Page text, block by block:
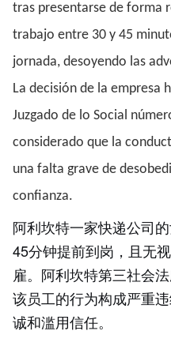
tras presentarse de forma
trabajo entre 30 y 45
jornada, desoyendo las
La decisión de la empresa
Juzgado de lo Social
considerado que la
una falta grave de
confianza.
阿利坎特一家快递公司
45分钟提前到岗，且无
雇。阿利坎特第三社会
该员工的行为构成严重
诚和滥用信任。